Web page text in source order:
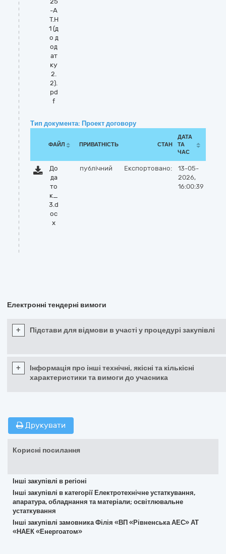
-А
Т.Н
1 (д
о д
од
ат
ку
2.
2).
pd
f
Тип документа: Проект договору
ФАЙЛ ПРИВАТНІСТЬ СТАН
ДАТА
ТА
ЧАС
До
да
то
к_
3.d
oc
x
публічний Експортовано:
13-05-
2026,
16:00:39
Електронні тендерні вимоги
+ Підстави для відмови в участі у процедурі закупівлі
+
Інформація про інші технічні, якісні та кількісні
характеристики та вимоги до учасника
Друкувати
Корисні посилання
Інші закупівлі в регіоні
Інші закупівлі в категорії Електротехнічне устаткування,
апаратура, обладнання та матеріали; освітлювальне
устаткування
Інші закупівлі замовника Філія «ВП «Рівненська АЕС» АТ
«НАЕК «Енергоатом»